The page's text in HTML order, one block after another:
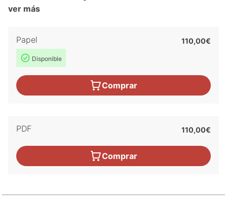
ver más
Papel
Disponible
110,00€
Comprar
PDF 110,00€
Comprar